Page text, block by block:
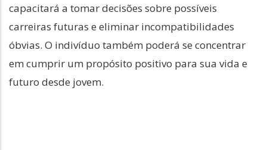
capacitará a tomar decisões sobre possíveis
carreiras futuras e eliminar incompatibilidades
óbvias. O indivíduo também poderá se concentrar
em cumprir um propósito positivo para sua vida e
futuro desde jovem.